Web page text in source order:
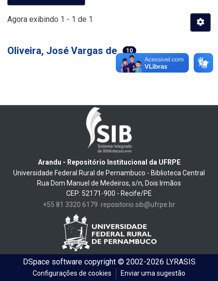
Agora exibindo 1 - 1 de 1
Oliveira, José Vargas de 10
Arandu - Repositório Institucional da UFRPE
Universidade Federal Rural de Pernambuco - Biblioteca Central
Rua Dom Manuel de Medeiros, s/n, Dois Irmãos
CEP: 52171-900 - Recife/PE
+55 81 3320 6179 repositorio.sib@ufrpe.br
DSpace softwarecopyright © 2002-2026 LYRASIS
Configurações de cookies Enviar uma sugestão